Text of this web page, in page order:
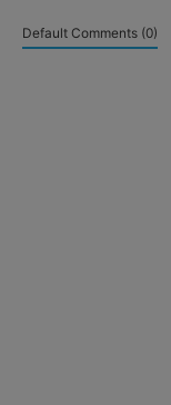
Default Comments (0)